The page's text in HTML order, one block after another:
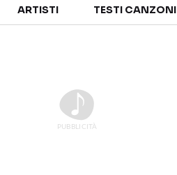
TALENT SHOW
ARTISTI TESTI CANZONI